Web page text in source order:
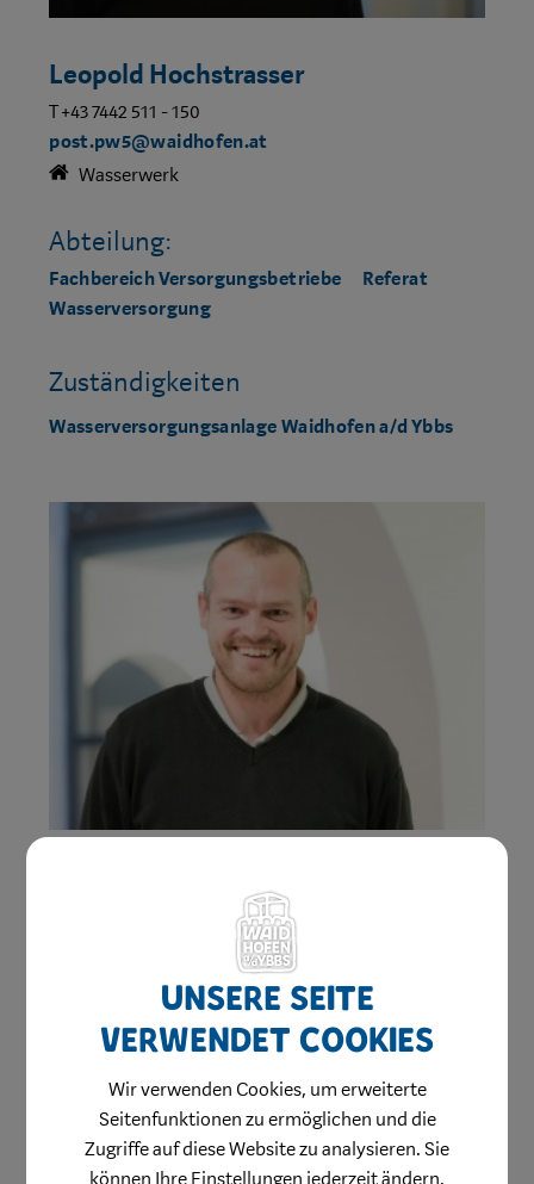
Leopold Hochstrasser
T +43 7442 511 - 150
post.pw5@waidhofen.at
Wasserwerk
Abteilung:
Fachbereich Versorgungsbetriebe
Referat
Wasserversorgung
Zuständigkeiten
Wasserversorgungsanlage Waidhofen a/d Ybbs
post.pw5@waidhofen.at
Wasserwerk
Abteilung:
Fachbereich Versorgungsbetriebe
Referat
Wasserversorgung
Unsere Seite
verwendet Cookies
Wir verwenden Cookies, um erweiterte
Seitenfunktionen zu ermöglichen und die
Zugriffe auf diese Website zu analysieren. Sie